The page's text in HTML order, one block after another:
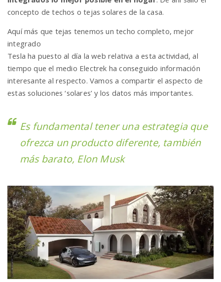
concepto de techos o tejas solares de la casa.
Aquí más que tejas tenemos un techo completo, mejor
integrado
Tesla ha puesto al día la web relativa a esta actividad, al
tiempo que el medio Electrek ha conseguido información
interesante al respecto. Vamos a compartir el aspecto de
estas soluciones ‘solares’ y los datos más importantes.
Es fundamental tener una estrategia que
ofrezca un producto diferente, también
más barato, Elon Musk